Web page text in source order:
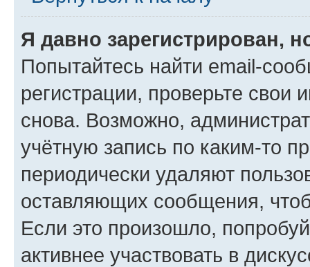
Я давно зарегистрирован,
Попытайтесь найти email-
регистрации, проверьте свои
снова. Возможно,
учётную запись по каким-то
периодически удаляют
оставляющих сообщения,
Если это произошло,
активнее участвовать в